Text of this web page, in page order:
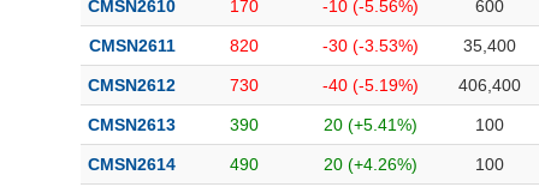
CMSN2610 170 -10 (-5.56%) 600
CMSN2611 820 -30 (-3.53%) 35,400
CMSN2612 730 -40 (-5.19%) 406,400
CMSN2613 390 20 (+5.41%) 100
CMSN2614 490 20 (+4.26%) 100
Bài viết của tác giả(-)
Báo cáo phân tích (-)
Thuật ngữ(-)